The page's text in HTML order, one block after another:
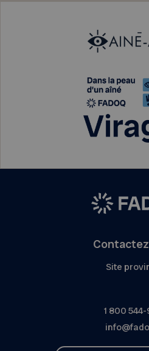
Site
1 800